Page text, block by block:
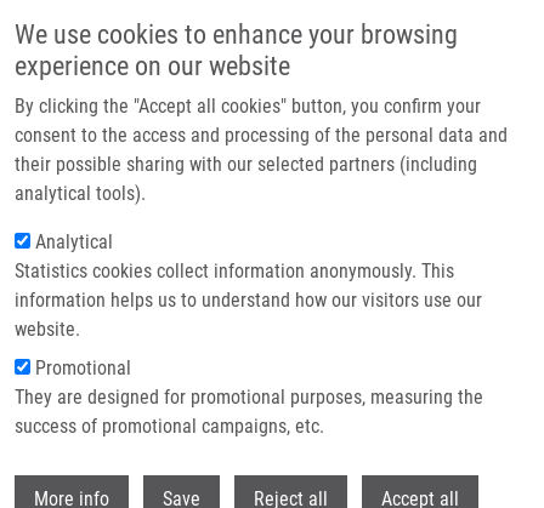
We use cookies to enhance your browsing
experience on our website
By clicking the "Accept all cookies" button, you confirm your
consent to the access and processing of the personal data and
their possible sharing with our selected partners (including
analytical tools).
Analytical
Statistics cookies collect information anonymously. This
information helps us to understand how our visitors use our
website.
Promotional
They are designed for promotional purposes, measuring the
success of promotional campaigns, etc.
More info Save Reject all Accept all
Header image
Drobečková navigace
Domů
Correction: De Sanctis Et Al. Lck Function And Modulation: Immune
Cytotoxic Response And Tumor Treatment More Than a Simple Event.